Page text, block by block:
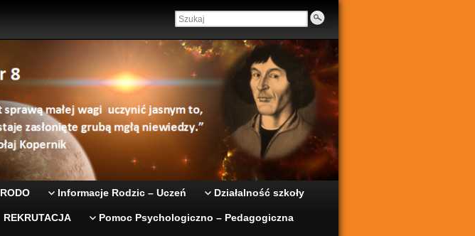
RODO Informacje Rodzic – Uczeń Działalność szkoły
REKRUTACJA Pomoc Psychologiczno – Pedagogiczna